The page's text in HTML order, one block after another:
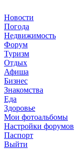
Новости
Погода
Недвижимость
Форум
Туризм
Отдых
Афиша
Бизнес
Знакомства
Еда
Здоровье
Мои фотоальбомы
Настройки форумов
Паспорт
Выйти